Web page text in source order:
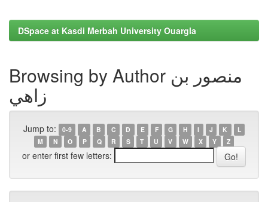
DSpace at Kasdi Merbah University Ouargla
Browsing by Author منصور بن
زاهي
Jump to: 0-9 A B C D E F G H I J K
L
M
N O P Q R S T U V W X Y Z
or enter first few letters: